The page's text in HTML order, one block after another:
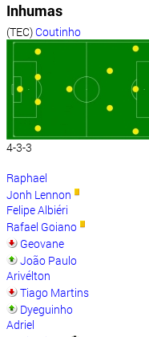
Inhumas
(TEC) Coutinho
4-3-3
Raphael
Jonh Lennon
Felipe Albiéri
Rafael Goiano
Geovane
João Paulo
Arivélton
Tiago Martins
Dyeguinho
Adriel